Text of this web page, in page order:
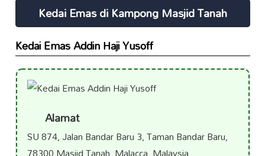
Kedai Emas di Kampong Masjid Tanah
Kedai Emas Addin Haji Yusoff
Alamat
SU 874, Jalan Bandar Baru 3, Taman Bandar Baru,